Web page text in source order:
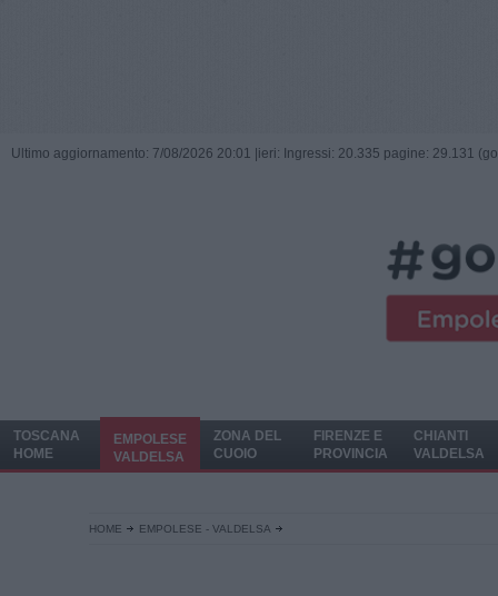
Ultimo aggiornamento: 7/08/2026 20:01 | ieri: Ingressi: 20.335 pagine: 29.131
TOSCANA
HOME
EMPOLESE
VALDELSA
ZONA DEL
CUOIO
FIRENZE E
PROVINCIA
CHIANTI
VALDELSA
HOME EMPOLESE - VALDELSA